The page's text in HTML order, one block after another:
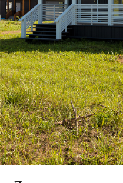
Завершили строительство дома
Дом по адресу
ул. Сливовая, 46